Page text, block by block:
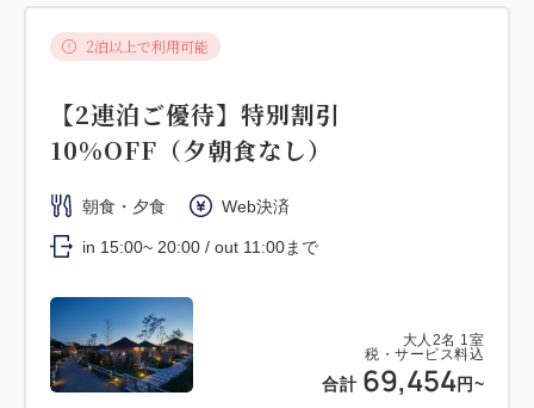
大人 2名 1 室
税・サービス料込
合計 69,454円~
2泊以上で利用可能
【2連泊ご優待】特別割引
10%OFF（夕朝食なし）
朝食・夕食 Web決済
in 15:00~ 20:00 / out 11:00まで